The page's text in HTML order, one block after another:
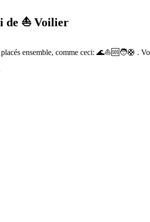
de ⛵ Voilier
ensemble, comme ceci: 🌊⛵🆘🧑🛟 .